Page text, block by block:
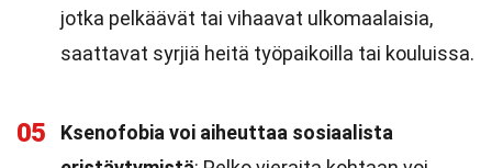
jotka pelkäävät tai vihaavat ulkomaalaisia,
saattavat syrjiä heitä työpaikoilla tai kouluissa.
05
Ksenofobia voi aiheuttaa sosiaalista